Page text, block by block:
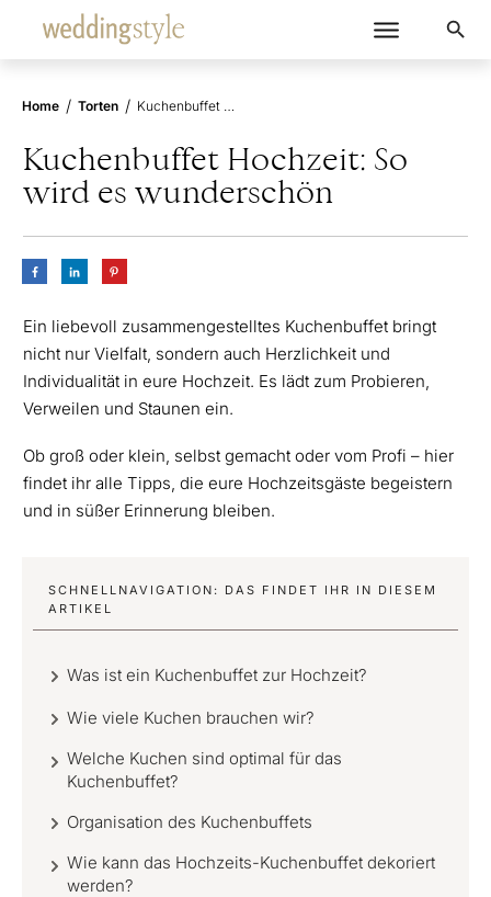
Home / Torten / Kuchenbuffet Hochzeit: So wird es wunderschön
Kuchenbuffet Hochzeit: So
wird es wunderschön
Ein liebevoll zusammengestelltes Kuchenbuffet bringt
nicht nur Vielfalt, sondern auch Herzlichkeit und
Individualität in eure Hochzeit. Es lädt zum Probieren,
Verweilen und Staunen ein.
Ob groß oder klein, selbst gemacht oder vom Profi – hier
findet ihr alle Tipps, die eure Hochzeitsgäste begeistern
und in süßer Erinnerung bleiben.
SCHNELLNAVIGATION: DAS FINDET IHR IN DIESEM
ARTIKEL
Was ist ein Kuchenbuffet zur Hochzeit?
Wie viele Kuchen brauchen wir?
Welche Kuchen sind optimal für das
Kuchenbuffet?
Organisation des Kuchenbuffets
Wie kann das Hochzeits-Kuchenbuffet dekoriert
werden?